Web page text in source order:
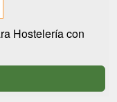
Hostelería con